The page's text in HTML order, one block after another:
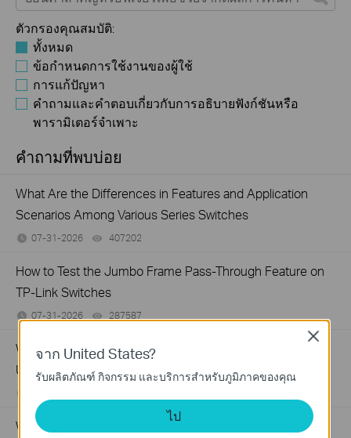
ตัวกรองคุณสมบัติ:
ทั้งหมด
ข้อกำหนดการใช้งานของผู้ใช้
การแก้ปัญหา
คำถามและคำตอบเกี่ยวกับการอธิบายฟังก์ชันหรือ
พารามิเตอร์จำเพาะ
คำถามที่พบบ่อย
What Are the Differences in Features and Application
Scenarios Among Various Series Switches
07-31-2026 407202
How to Test the Jumbo Frame Pass-Through Feature on
TP-Link Switches
07-31-2026 287587
Why Are the Ethernet LED Indicators Off on My TP-Link
Unmanaged Switch?
What Can I Do If My PC Is Not Working When Connected
จาก United States?
รับผลิตภัณฑ์ กิจกรรม และบริการสำหรับภูมิภาคของคุณ
ไป
Close